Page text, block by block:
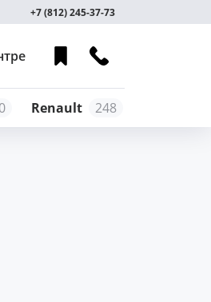
+7 (812) 245-37-73
Renault 248